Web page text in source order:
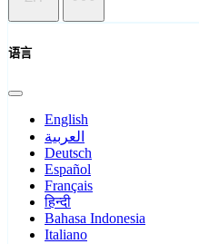
语言
English
العربية
Deutsch
Español
Français
हिन्दी
Bahasa Indonesia
Italiano